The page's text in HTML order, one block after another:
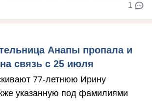
1
Анапы пропала и
связь с 25 июля
77-летнюю Ирину
указанную под фамилиями